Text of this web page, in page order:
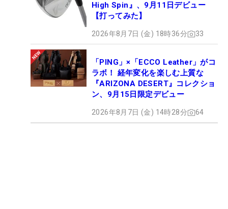
High Spin』、9月11日デビュー
【打ってみた】
2026年8月7日 (金) 18時36分 33
「PING」×「ECCO Leather」がコ
ラボ！ 経年変化を楽しむ上質な
『ARIZONA DESERT』コレクショ
ン、9月15日限定デビュー
2026年8月7日 (金) 14時28分 64